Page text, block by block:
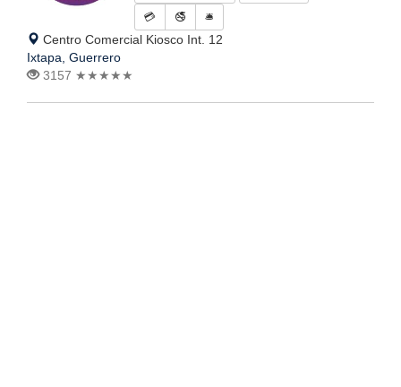
💳 🚭 🛎
Centro Comercial Kiosco Int. 12
Ixtapa, Guerrero
3157 ★★★★★